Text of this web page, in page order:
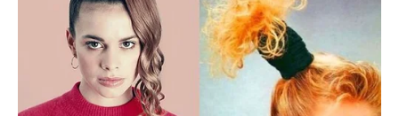
Foto – foto Gemala Hanafiah
1. Liburan dengan menikmati keindahan alam ala Gemala